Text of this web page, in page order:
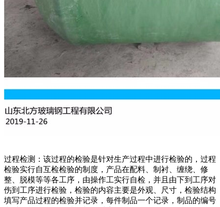
过程检测：该过程的检验是针对生产过程中进行检验的，过程
检验实行自互检检验的制度，产品在配料、制衬、缠绕、修
整、脱模等等各工序，由操作工实行自检，并且由下到工序对
伤到工序进行检验，检验的内容主要是外观、尺寸，检验结构
填写产品过程的检验并记录，每件制品一个记录，制品的编号